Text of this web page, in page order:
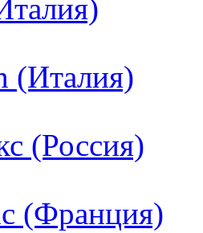
(Италия)
(Россия)
(Франция)